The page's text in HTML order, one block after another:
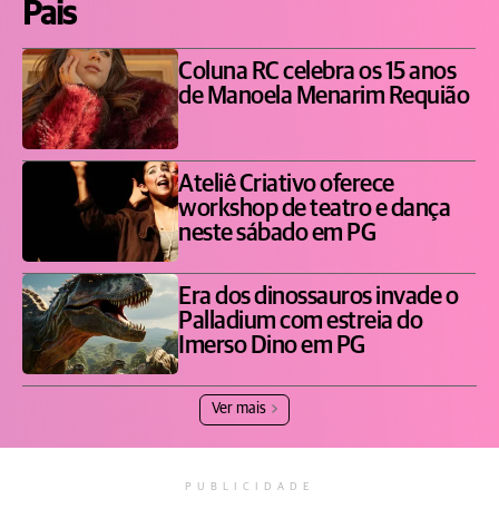
Pais
Coluna RC celebra os 15 anos
de Manoela Menarim Requião
Ateliê Criativo oferece
workshop de teatro e dança
neste sábado em PG
Era dos dinossauros invade o
Palladium com estreia do
Imerso Dino em PG
Ver mais
PUBLICIDADE